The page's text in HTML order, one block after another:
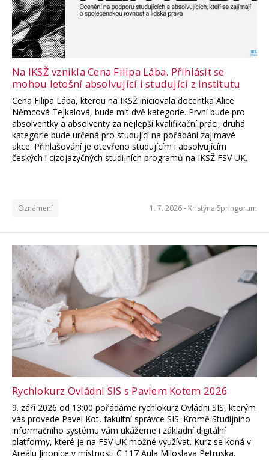
Na IKSŽ vznikla Cena Filipa Lába. Přihlásit se
mohou letošní absolvující i studující z institutu
Cena Filipa Lába, kterou na IKSŽ iniciovala docentka Alice
Němcová Tejkalová, bude mít dvě kategorie. První bude pro
absolventky a absolventy za nejlepší kvalifikační práci, druhá
kategorie bude určená pro studující na pořádání zajímavé
akce. Přihlašování je otevřeno studujícím i absolvujícím
českých i cizojazyčných studijních programů na IKSŽ FSV UK.
Oznámení 1. 7. 2026 - Kristýna Springorum
Rychlokurz Ovládni SIS s Pavlem Kotem 2026
9. září 2026 od 13:00 pořádáme rychlokurz Ovládni SIS, kterým
vás provede Pavel Kot, fakultní správce SIS. Kromě Studijního
informačního systému vám ukážeme i základní digitální
platformy, které je na FSV UK možné využívat. Kurz se koná v
Areálu Jinonice v místnosti C 117 Aula Miloslava Petruska.